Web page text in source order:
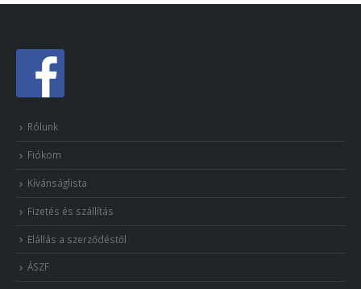
Rólunk
Fiókom
Kívánságlista
Fizetés és szállítás
Elállás a szerződéstől
ÁSZF